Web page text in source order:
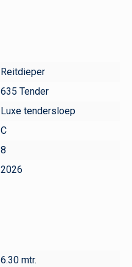
Reitdieper
635 Tender
Luxe tendersloep
C
8
2026
6.30 mtr.